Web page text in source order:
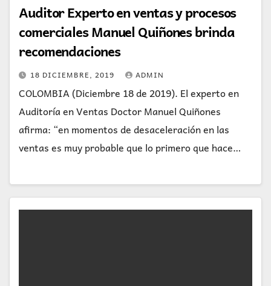
Auditor Experto en ventas y procesos
comerciales Manuel Quiñones brinda
recomendaciones
18 DICIEMBRE, 2019 ADMIN
COLOMBIA (Diciembre 18 de 2019). El experto en
Auditoría en Ventas Doctor Manuel Quiñones
afirma: “en momentos de desaceleración en las
ventas es muy probable que lo primero que hace…